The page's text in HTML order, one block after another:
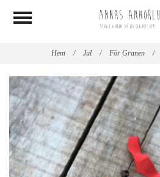
Hem / Jul / För Granen /